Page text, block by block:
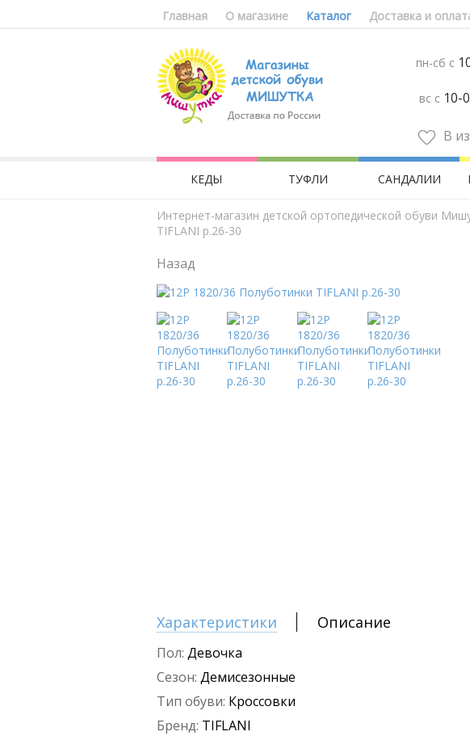
Главная О магазине Каталог Доставка и
пн-сб с
вс с 10-
В
КЕДЫ ТУФЛИ САНДАЛИИ
Интернет-магазин детской ортопедической обуви
TIFLANI р.26-30
Назад
Характеристики Описание
Пол: Девочка
Сезон: Демисезонные
Тип обуви: Кроссовки
Бренд: TIFLANI